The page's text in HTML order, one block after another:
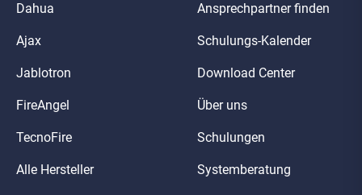
Dahua
Ajax
Jablotron
FireAngel
TecnoFire
Alle Hersteller
Ansprechpartner finden
Schulungs-Kalender
Download Center
Über uns
Schulungen
Systemberatung